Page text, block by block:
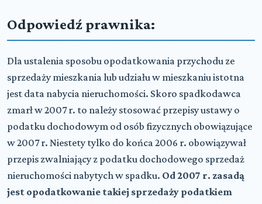
Odpowiedź prawnika:
Dla ustalenia sposobu opodatkowania przychodu ze
sprzedaży mieszkania lub udziału w mieszkaniu istotna
jest data nabycia nieruchomości. Skoro spadkodawca
zmarł w 2007 r. to należy stosować przepisy ustawy o
podatku dochodowym od osób fizycznych obowiązujące
w 2007 r. Niestety tylko do końca 2006 r. obowiązywał
przepis zwalniający z podatku dochodowego sprzedaż
nieruchomości nabytych w spadku. Od 2007 r. zasadą
jest opodatkowanie takiej sprzedaży podatkiem